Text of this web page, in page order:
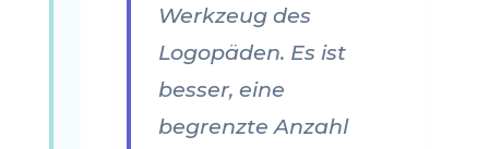
Werkzeug des
Logopäden. Es ist
besser, eine
begrenzte Anzahl